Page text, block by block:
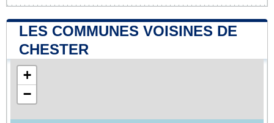
LES COMMUNES VOISINES DE
CHESTER
+
−